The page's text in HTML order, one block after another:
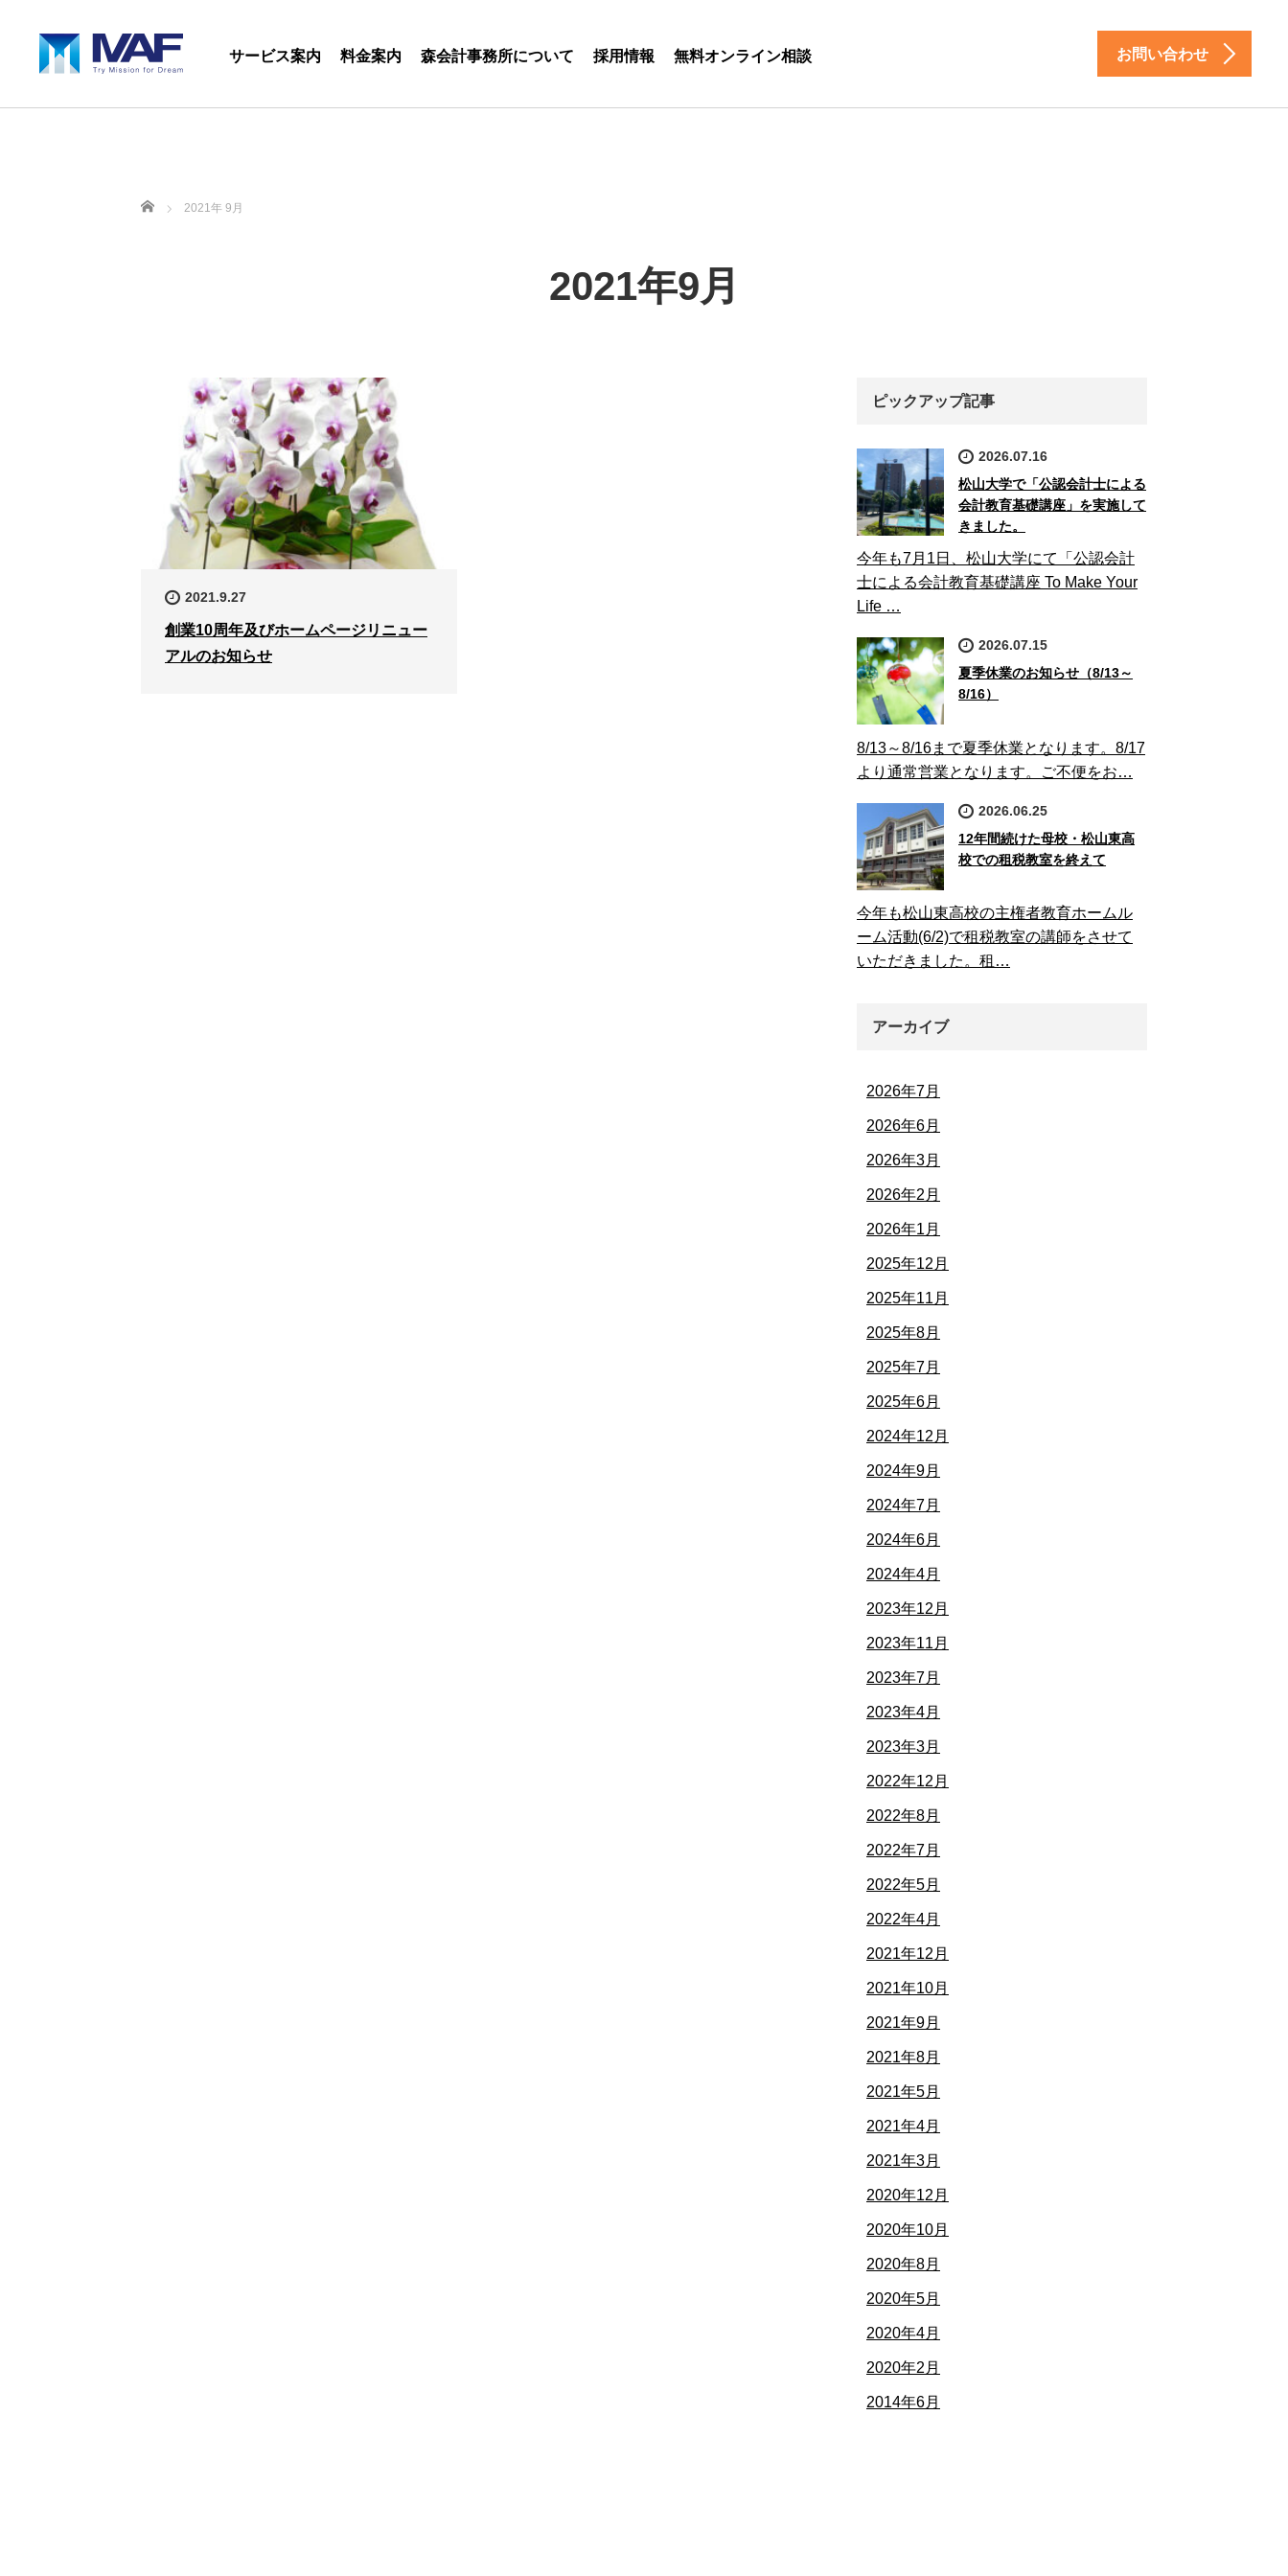
サービス案内 料金案内 森会計事務所について 採用情報 無料オンライン相談 お問い合わせ
ホーム 2021年 9月
2021年9月
2021.9.27
創業10周年及びホームページリニュー
アルのお知らせ
ピックアップ記事
2026.07.16
松山大学で「公認会計士による
会計教育基礎講座」を実施して
きました。
今年も7月1日、松山大学にて「公認会計
士による会計教育基礎講座 To Make Your
Life …
2026.07.15
夏季休業のお知らせ（8/13～
8/16）
8/13～8/16まで夏季休業となります。8/17
より通常営業となります。ご不便をお…
2026.06.25
12年間続けた母校・松山東高
校での租税教室を終えて
今年も松山東高校の主権者教育ホームル
ーム活動(6/2)で租税教室の講師をさせて
いただきました。租…
アーカイブ
2026年7月
2026年6月
2026年3月
2026年2月
2026年1月
2025年12月
2025年11月
2025年8月
2025年7月
2025年6月
2024年12月
2024年9月
2024年7月
2024年6月
2024年4月
2023年12月
2023年11月
2023年7月
2023年4月
2023年3月
2022年12月
2022年8月
2022年7月
2022年5月
2022年4月
2021年12月
2021年10月
2021年9月
2021年8月
2021年5月
2021年4月
2021年3月
2020年12月
2020年10月
2020年8月
2020年5月
2020年4月
2020年2月
2014年6月